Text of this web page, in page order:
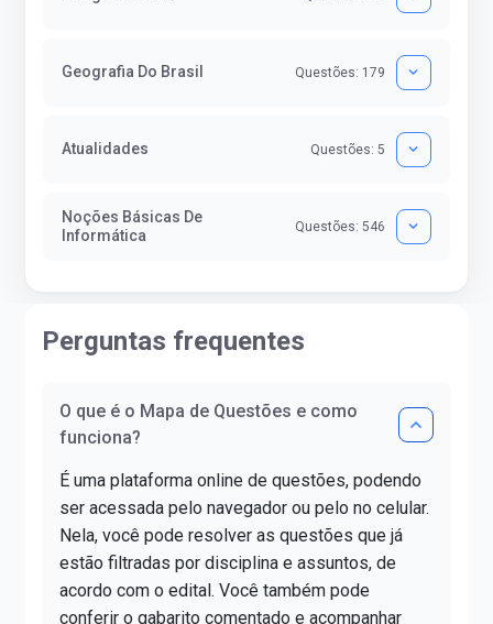
Geografia Do Brasil Questões: 179
Atualidades Questões: 5
Noções Básicas De
Informática
Questões: 546
Perguntas frequentes
O que é o Mapa de Questões e como
funciona?
É uma plataforma online de questões, podendo
ser acessada pelo navegador ou pelo no celular.
Nela, você pode resolver as questões que já
estão filtradas por disciplina e assuntos, de
acordo com o edital. Você também pode
conferir o gabarito comentado e acompanhar